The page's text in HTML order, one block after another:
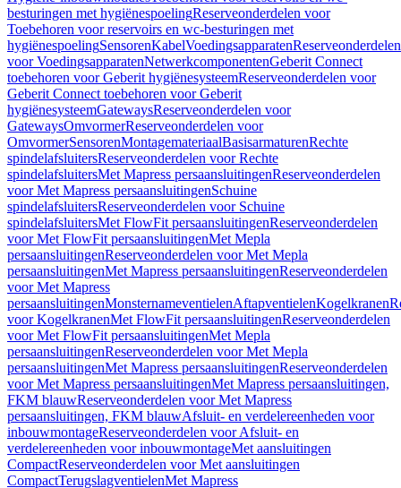
besturingen met hygiënespoelingReserveonderdelen voor
Toebehoren voor reservoirs en wc-besturingen met
hygiënespoelingSensorenKabelVoedingsapparatenReserveonderdelen
voor VoedingsapparatenNetwerkcomponentenGeberit Connect
toebehoren voor Geberit hygiënesysteemReserveonderdelen voor
Geberit Connect toebehoren voor Geberit
hygiënesysteemGatewaysReserveonderdelen voor
GatewaysOmvormerReserveonderdelen voor
OmvormerSensorenMontagemateriaalBasisarmaturenRechte
spindelafsluitersReserveonderdelen voor Rechte
spindelafsluitersMet Mapress persaansluitingenReserveonderdelen
voor Met Mapress persaansluitingenSchuine
spindelafsluitersReserveonderdelen voor Schuine
spindelafsluitersMet FlowFit persaansluitingenReserveonderdelen
voor Met FlowFit persaansluitingenMet Mepla
persaansluitingenReserveonderdelen voor Met Mepla
persaansluitingenMet Mapress persaansluitingenReserveonderdelen
voor Met Mapress
persaansluitingenMonsternameventielenAftapventielenKogelkranen
voor KogelkranenMet FlowFit persaansluitingenReserveonderdelen
voor Met FlowFit persaansluitingenMet Mepla
persaansluitingenReserveonderdelen voor Met Mepla
persaansluitingenMet Mapress persaansluitingenReserveonderdelen
voor Met Mapress persaansluitingenMet Mapress persaansluitingen,
FKM blauwReserveonderdelen voor Met Mapress
persaansluitingen, FKM blauwAfsluit- en verdelereenheden voor
inbouwmontageReserveonderdelen voor Afsluit- en
verdelereenheden voor inbouwmontageMet aansluitingen
CompactReserveonderdelen voor Met aansluitingen
CompactTerugslagventielenMet Mapress